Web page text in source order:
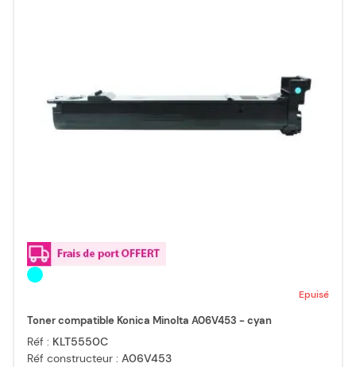
Epuisé
Toner compatible Konica Minolta A06V453 - cyan
Réf : KLT5550C
Réf constructeur : A06V453